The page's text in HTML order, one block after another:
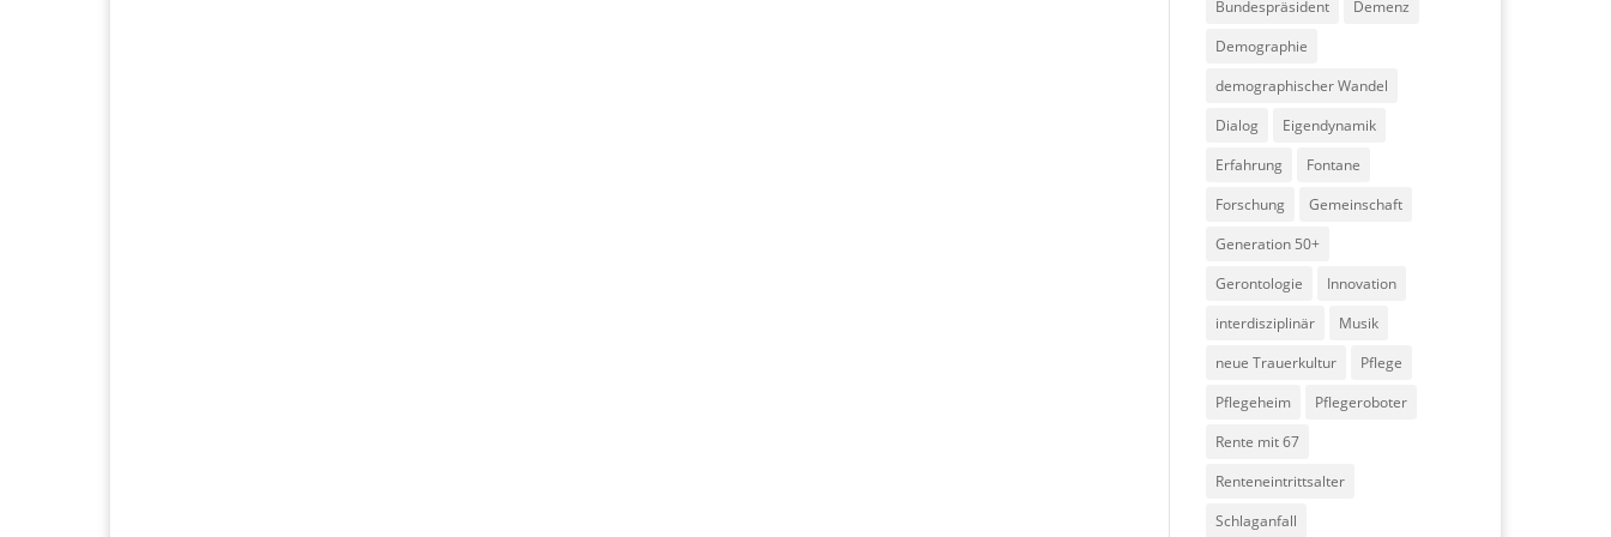
Bundespräsident
Demenz
Demographie
demographischer Wandel
Dialog
Eigendynamik
Erfahrung
Fontane
Forschung
Gemeinschaft
Generation 50+
Gerontologie
Innovation
interdisziplinär
Musik
neue Trauerkultur
Pflege
Pflegeheim
Pflegeroboter
Rente mit 67
Renteneintrittsalter
Schlaganfall